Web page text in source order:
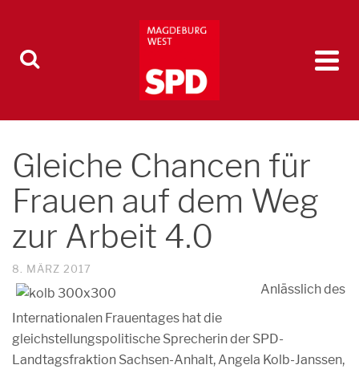
Gleiche Chancen für
Frauen auf dem Weg
zur Arbeit 4.0
8. MÄRZ 2017
Anlässlich des
Internationalen Frauentages hat die
gleichstellungspolitische Sprecherin der SPD-
Landtagsfraktion Sachsen-Anhalt, Angela Kolb-Janssen,